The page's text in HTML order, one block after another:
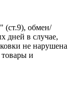
(ст.9), обмен/
дней в случае,
не нарушена
товары и